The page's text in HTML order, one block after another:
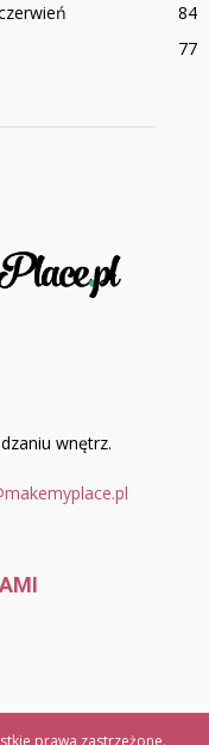
84
77
wnętrz.
prawa zastrzeżone.